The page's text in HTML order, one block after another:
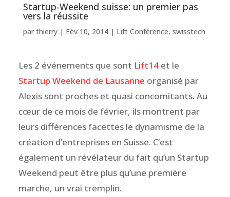
Startup-Weekend suisse: un premier pas
vers la réussite
par thierry| Fév 10, 2014| Lift Conférence, swisstech
Les 2 événements que sont Lift14et le
Startup Weekend de Lausanne organisé par
Alexis sont proches et quasi concomitants. Au
cœur de ce mois de février, ils montrent par
leurs différences facettes le dynamisme de la
création d’entreprises en Suisse. C’est
également un révélateur du fait qu’un Startup
Weekend peut être plus qu’une première
marche, un vrai tremplin.